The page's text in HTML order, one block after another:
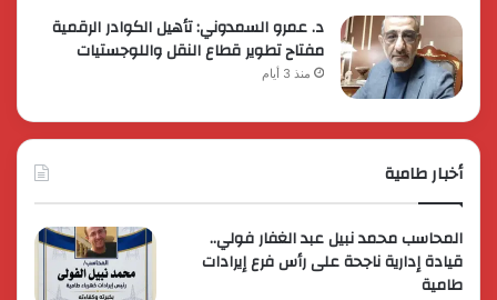
د. عمرو السمدوني: تأهيل الكوادر الرقمية
مفتاح تطوير قطاع النقل واللوجستيات
منذ 3 أيام
أخبار طامية
المحاسب محمد نبيل عبد الغفار فولي..
قيادة إدارية ناجحة على رأس فرع إيرادات
طامية